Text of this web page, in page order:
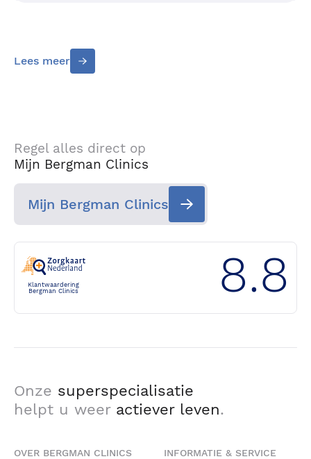
Lees meer
Regel alles direct op
Mijn Bergman Clinics
Mijn Bergman Clinics
Klantwaardering
Bergman Clinics
8.8
Onze superspecialisatie
helpt u weer actiever leven.
OVER BERGMAN CLINICS INFORMATIE & SERVICE